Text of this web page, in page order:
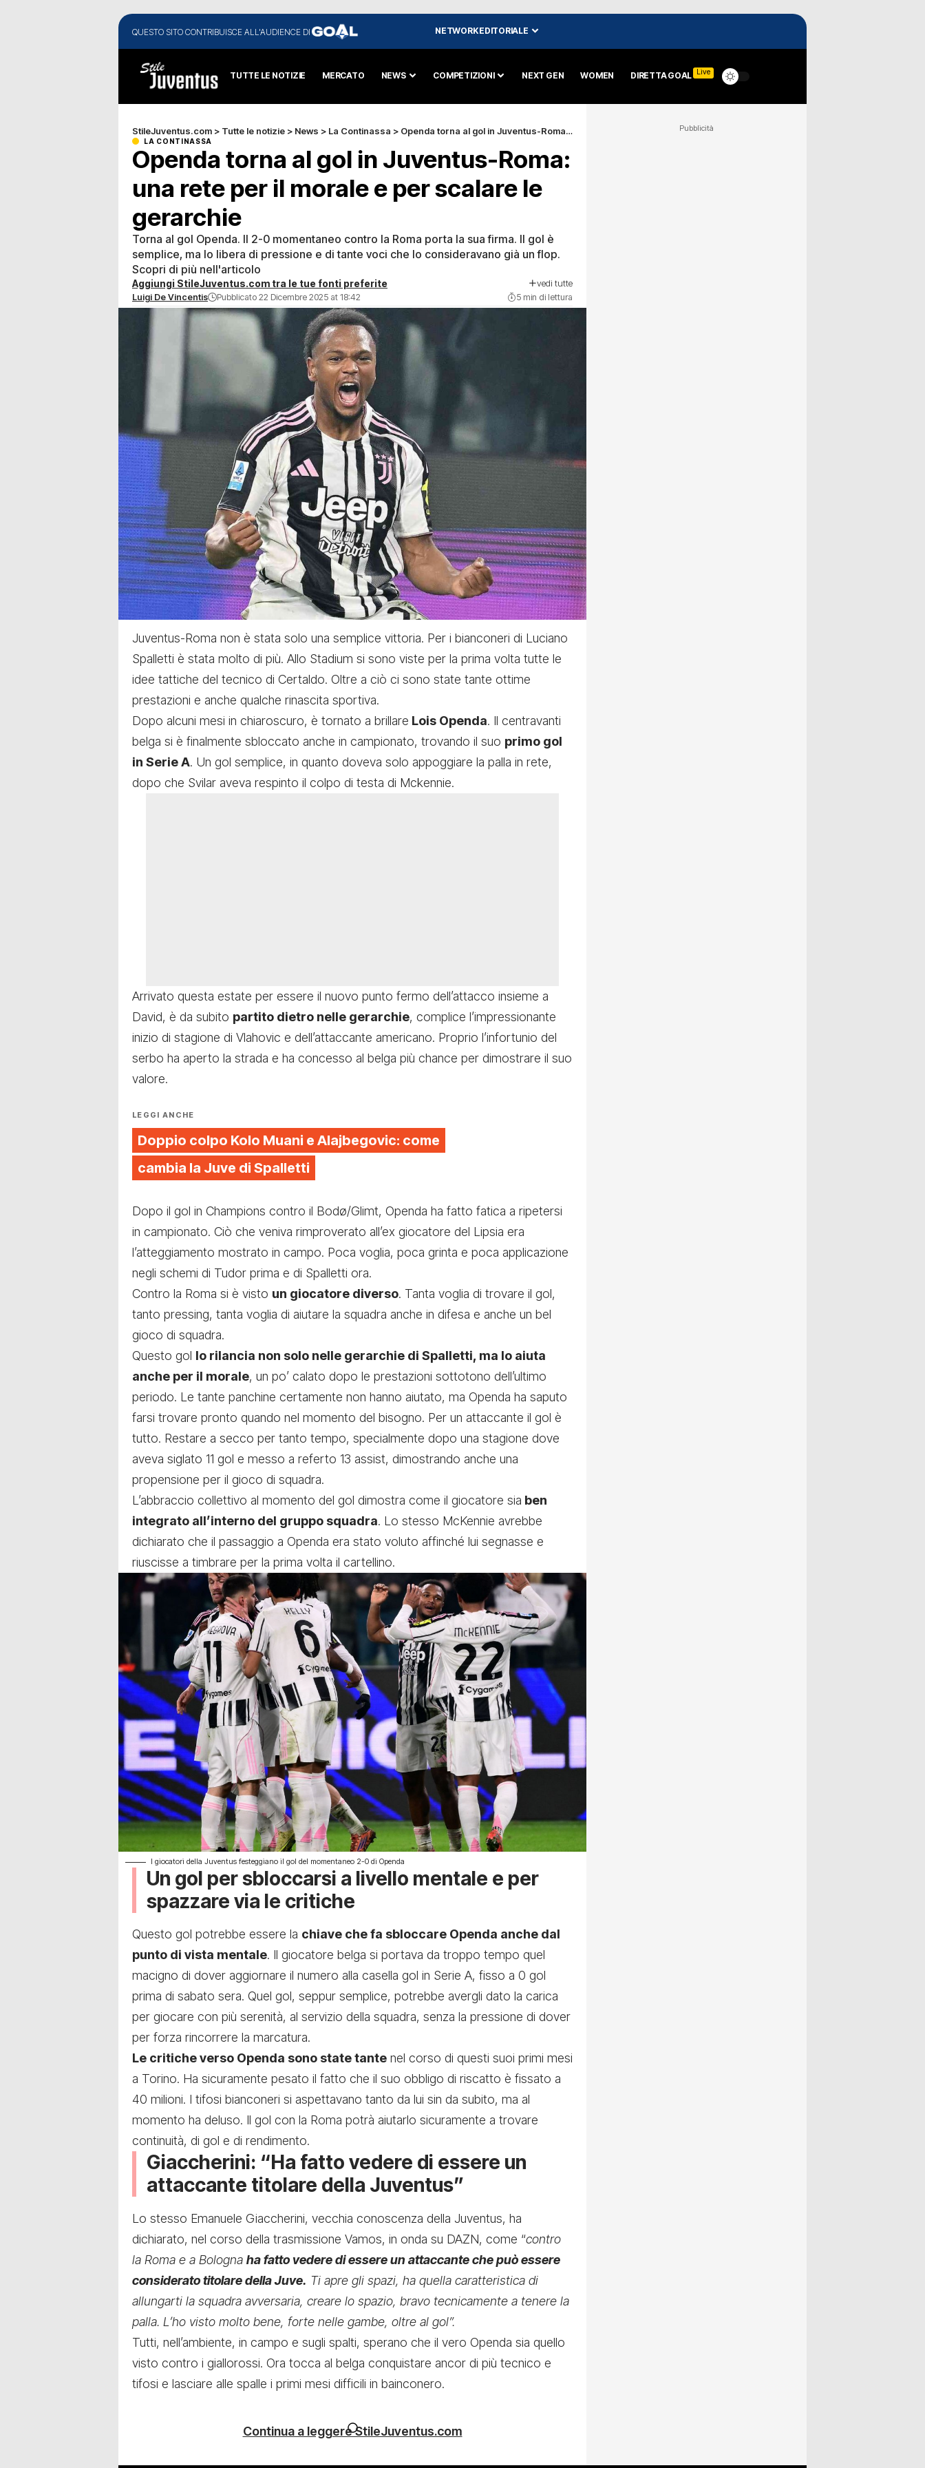
QUESTO SITO CONTRIBUISCE ALL'AUDIENCE DI NETWORK EDITORIALE
TUTTE LE NOTIZIE MERCATO NEWS COMPETIZIONI NEXT GEN WOMEN DIRETTA GOAL Live
StileJuventus.com > Tutte le notizie > News > La Continassa > Openda torna al gol in Juventus-Roma: una rete per il morale e per scalare le gerarchie
LA CONTINASSA
Openda torna al gol in Juventus-Roma:
una rete per il morale e per scalare le
gerarchie
Torna al gol Openda. Il 2-0 momentaneo contro la Roma porta la sua firma. Il gol è
semplice, ma lo libera di pressione e di tante voci che lo consideravano già un flop.
Scopri di più nell'articolo
Aggiungi StileJuventus.com tra le tue fonti preferite vedi tutte
Luigi De Vincentis Pubblicato 22 Dicembre 2025 at 18:42 5 min di lettura
Juventus-Roma non è stata solo una semplice vittoria. Per i bianconeri di Luciano
Spalletti è stata molto di più. Allo Stadium si sono viste per la prima volta tutte le
idee tattiche del tecnico di Certaldo. Oltre a ciò ci sono state tante ottime
prestazioni e anche qualche rinascita sportiva.
Dopo alcuni mesi in chiaroscuro, è tornato a brillare Lois Openda. Il centravanti
belga si è finalmente sbloccato anche in campionato, trovando il suo primo gol
in Serie A. Un gol semplice, in quanto doveva solo appoggiare la palla in rete,
dopo che Svilar aveva respinto il colpo di testa di Mckennie.
Arrivato questa estate per essere il nuovo punto fermo dell’attacco insieme a
David, è da subito partito dietro nelle gerarchie, complice l’impressionante
inizio di stagione di Vlahovic e dell’attaccante americano. Proprio l’infortunio del
serbo ha aperto la strada e ha concesso al belga più chance per dimostrare il suo
valore.
LEGGI ANCHE
Doppio colpo Kolo Muani e Alajbegovic: come
cambia la Juve di Spalletti
Dopo il gol in Champions contro il Bodø/Glimt, Openda ha fatto fatica a ripetersi
in campionato. Ciò che veniva rimproverato all’ex giocatore del Lipsia era
l’atteggiamento mostrato in campo. Poca voglia, poca grinta e poca applicazione
negli schemi di Tudor prima e di Spalletti ora.
Contro la Roma si è visto un giocatore diverso. Tanta voglia di trovare il gol,
tanto pressing, tanta voglia di aiutare la squadra anche in difesa e anche un bel
gioco di squadra.
Questo gol lo rilancia non solo nelle gerarchie di Spalletti, ma lo aiuta
anche per il morale, un po’ calato dopo le prestazioni sottotono dell’ultimo
periodo. Le tante panchine certamente non hanno aiutato, ma Openda ha saputo
farsi trovare pronto quando nel momento del bisogno. Per un attaccante il gol è
tutto. Restare a secco per tanto tempo, specialmente dopo una stagione dove
aveva siglato 11 gol e messo a referto 13 assist, dimostrando anche una
propensione per il gioco di squadra.
L’abbraccio collettivo al momento del gol dimostra come il giocatore sia ben
integrato all’interno del gruppo squadra. Lo stesso McKennie avrebbe
dichiarato che il passaggio a Openda era stato voluto affinché lui segnasse e
riuscisse a timbrare per la prima volta il cartellino.
I giocatori della Juventus festeggiano il gol del momentaneo 2-0 di Openda
Un gol per sbloccarsi a livello mentale e per
spazzare via le critiche
Questo gol potrebbe essere la chiave che fa sbloccare Openda anche dal
punto di vista mentale. Il giocatore belga si portava da troppo tempo quel
macigno di dover aggiornare il numero alla casella gol in Serie A, fisso a 0 gol
prima di sabato sera. Quel gol, seppur semplice, potrebbe avergli dato la carica
per giocare con più serenità, al servizio della squadra, senza la pressione di dover
per forza rincorrere la marcatura.
Le critiche verso Openda sono state tante nel corso di questi suoi primi mesi
a Torino. Ha sicuramente pesato il fatto che il suo obbligo di riscatto è fissato a
40 milioni. I tifosi bianconeri si aspettavano tanto da lui sin da subito, ma al
momento ha deluso. Il gol con la Roma potrà aiutarlo sicuramente a trovare
continuità, di gol e di rendimento.
Giaccherini: “Ha fatto vedere di essere un
attaccante titolare della Juventus”
Lo stesso Emanuele Giaccherini, vecchia conoscenza della Juventus, ha
dichiarato, nel corso della trasmissione Vamos, in onda su DAZN, come “contro
la Roma e a Bologna ha fatto vedere di essere un attaccante che può essere
considerato titolare della Juve. Ti apre gli spazi, ha quella caratteristica di
allungarti la squadra avversaria, creare lo spazio, bravo tecnicamente a tenere la
palla. L’ho visto molto bene, forte nelle gambe, oltre al gol”.
Tutti, nell’ambiente, in campo e sugli spalti, sperano che il vero Openda sia quello
visto contro i giallorossi. Ora tocca al belga conquistare ancor di più tecnico e
tifosi e lasciare alle spalle i primi mesi difficili in bainconero.
Continua a leggere StileJuventus.com
Pubblicità